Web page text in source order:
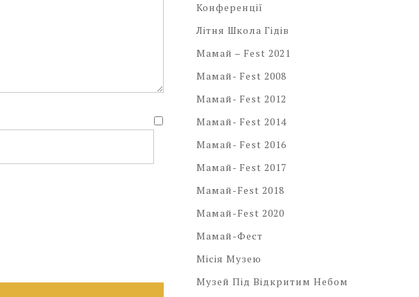
Конференції
Літня Школа Гідів
Мамай – Fest 2021
Мамай- Fest 2008
Мамай- Fest 2012
Мамай- Fest 2014
Мамай- Fest 2016
Мамай- Fest 2017
Мамай-Fest 2018
Мамай-Fest 2020
Мамай-Фест
Місія Музею
Музей Під Відкритим Небом